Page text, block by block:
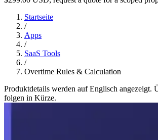
Startseite
/
Apps
/
SaaS Tools
/
Overtime Rules & Calculation
Produktdetails werden auf Englisch angezeigt.
folgen in Kürze.